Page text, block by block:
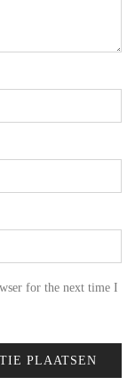
for the next time I